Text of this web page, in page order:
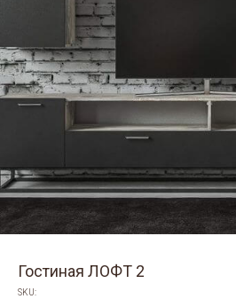
Гостиная ЛОФТ 2
SKU: